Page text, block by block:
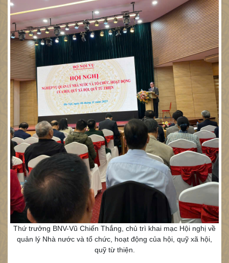
Thứ trưởng BNV-Vũ Chiến Thắng, chủ trì khai mạc Hội nghị về
quản lý Nhà nước và tổ chức, hoạt động của hội, quỹ xã hội,
quỹ từ thiện.